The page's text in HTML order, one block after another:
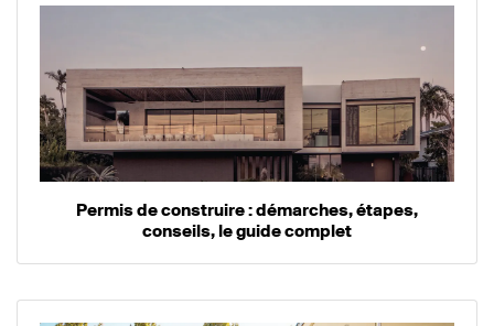
Permis de construire : démarches, étapes,
conseils, le guide complet